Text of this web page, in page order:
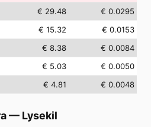
€ 29.48
€ 0.0295
€ 15.32
€ 0.0153
€ 8.38
€ 0.0084
€ 5.03
€ 0.0050
€ 4.81 € 0.0048
— Lysekil